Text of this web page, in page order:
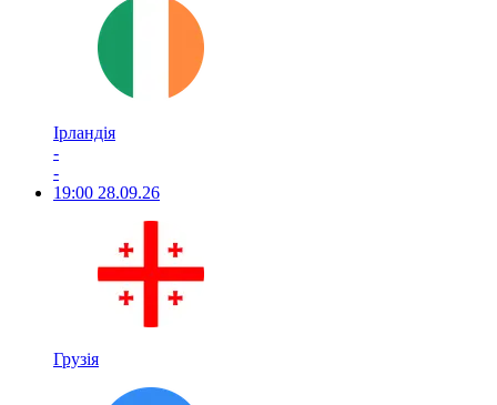
Ірландія
-
-
19:00 28.09.26
Грузія